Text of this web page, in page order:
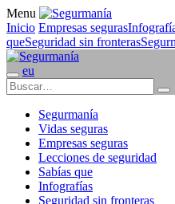
Menu
Inicio Empresas seguras
queSeguridad sin fronteras
eu
Segurmanía
Vidas seguras
Empresas seguras
Lecciones de seguridad
Sabías que
Infografías
Seguridad sin fronteras